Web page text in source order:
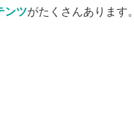
ンツがたくさんあります。